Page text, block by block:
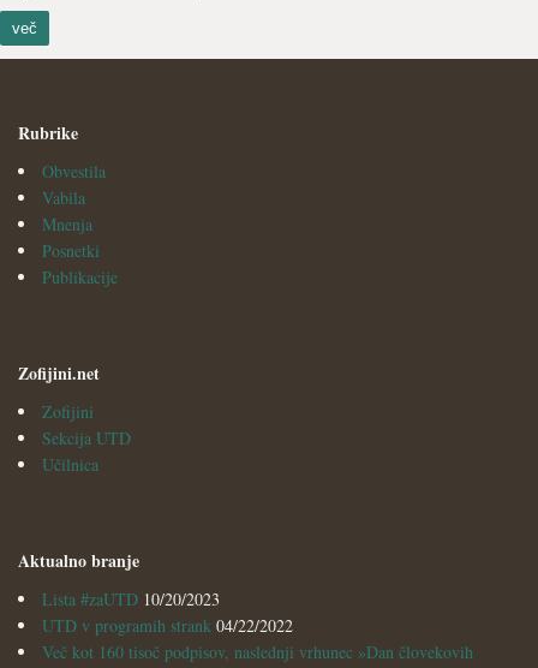
več
Rubrike
Obvestila
Vabila
Mnenja
Posnetki
Publikacije
Zofijini.net
Zofijini
Sekcija UTD
Učilnica
Aktualno branje
Lista #zaUTD 10/20/2023
UTD v programih strank 04/22/2022
Več kot 160 tisoč podpisov, naslednji vrhunec »Dan človekovih